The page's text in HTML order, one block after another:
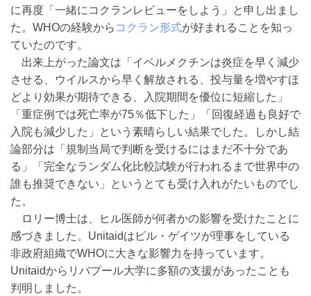
に再度「一緒にコクランレビューをしよう」と申し出まし
た。WHOの経験から コクラン形式が好まれることを知っ
ていたのです。
出来上がった論文は「イベルメクチンは炎症を早く減少
させる、ウイルスから早く解放される、投与量を増やすほ
どより効果が期待できる、入院期間を優位に短縮した」
「重症例では死亡率が75％低下した」「回復経過も良好で
入院も減少した」という素晴らしい結果でした。しかし結
論部分は「規制当局で判断を受けるにはまだ不十分であ
る」「完全なランダム化比較試験が行われるまで世界中の
誰も推奨できない」というとても受け入れがたいものでし
た。
ロリー博士は、ヒル医師が何者かの影響を受けたことに
感づきました。Unitaidはビル・ゲイツが理事をしている
非政府組織でWHOに大きな影響力を持っています。
Unitaidからリバプール大学に多額の支援があったことも
判明しました。